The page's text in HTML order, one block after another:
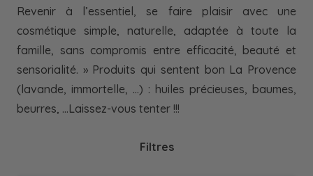
Revenir à l’essentiel, se faire plaisir avec une
cosmétique simple, naturelle, adaptée à toute la
famille, sans compromis entre efficacité, beauté et
sensorialité. » Produits qui sentent bon La Provence
(lavande, immortelle, …) : huiles précieuses, baumes,
beurres, …Laissez-vous tenter !!!
Filtres